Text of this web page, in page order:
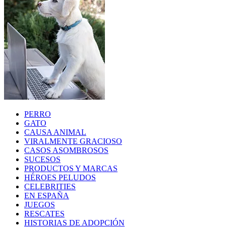
PERRO
GATO
CAUSA ANIMAL
VIRALMENTE GRACIOSO
CASOS ASOMBROSOS
SUCESOS
PRODUCTOS Y MARCAS
HÉROES PELUDOS
CELEBRITIES
EN ESPAÑA
JUEGOS
RESCATES
HISTORIAS DE ADOPCIÓN